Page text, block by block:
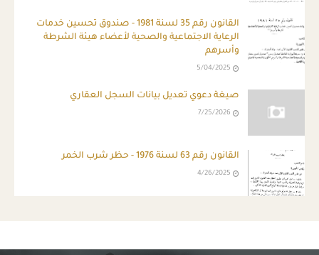
القانون رقم 35 لسنة 1981 - صندوق تحسين خدمات
الرعاية الاجتماعية والصحية لأعضاء هيئة الشرطة
وأسرهم
5/04/2025
صيغة دعوي تعديل بيانات السجل العقاري
7/25/2026
القانون رقم 63 لسنة 1976 - حظر شرب الخمر
4/26/2025